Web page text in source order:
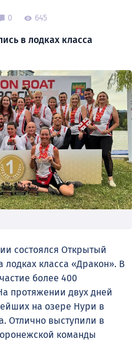
0 645
в лодках класса
состоялся Открытый
лодках класса «Дракон». В
более 400
протяжении двух дней
на озере Нури в
Отлично выступили в
команды